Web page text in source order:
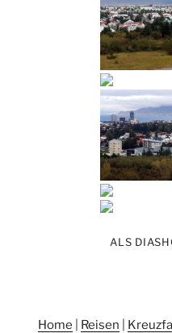
ALS
Home Reisen